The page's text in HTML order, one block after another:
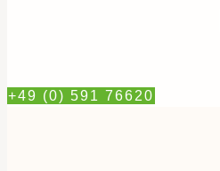
+49 (0) 591 76620